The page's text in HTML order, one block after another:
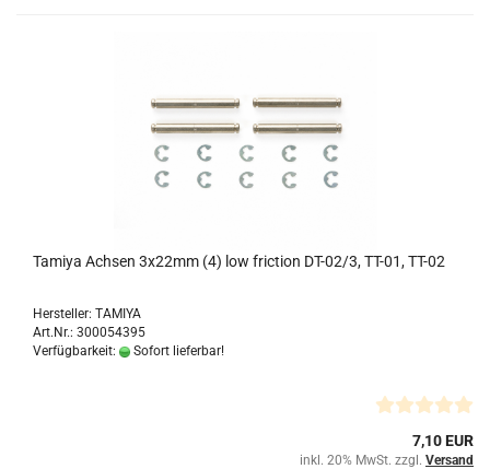
Tamiya Achsen 3x22mm (4) low friction DT-02/3, TT-01, TT-02
Hersteller: TAMIYA
Art.Nr.: 300054395
Verfügbarkeit:
Sofort lieferbar!
7,10 EUR
inkl. 20% MwSt. zzgl. Versand